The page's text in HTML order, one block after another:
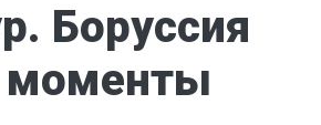
Боруссия